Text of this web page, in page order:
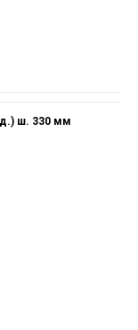
ш. 330 мм